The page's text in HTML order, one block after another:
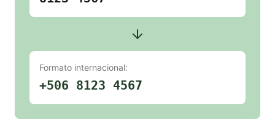
Formato internacional:
+506 8123 4567